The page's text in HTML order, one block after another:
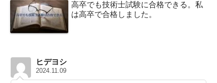
高卒でも技術士試験に合格できる。私
は高卒で合格しました。
ヒデヨシ
2024.11.09